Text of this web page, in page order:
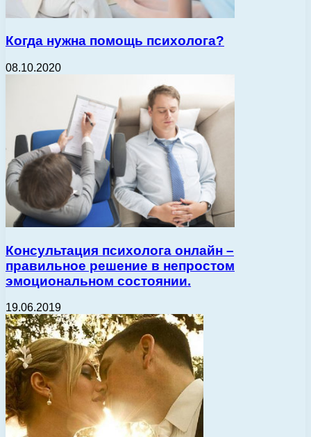
Когда нужна помощь психолога?
08.10.2020
Консультация психолога онлайн –
правильное решение в непростом
эмоциональном состоянии.
19.06.2019